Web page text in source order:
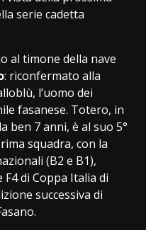
serie cadetta
al timone della nave
: riconfermato alla
l’uomo dei
fasanese. Totero, in
ben 7 anni, è al suo 5°
squadra, con la
(B2 e B1),
di Coppa Italia di
successiva di